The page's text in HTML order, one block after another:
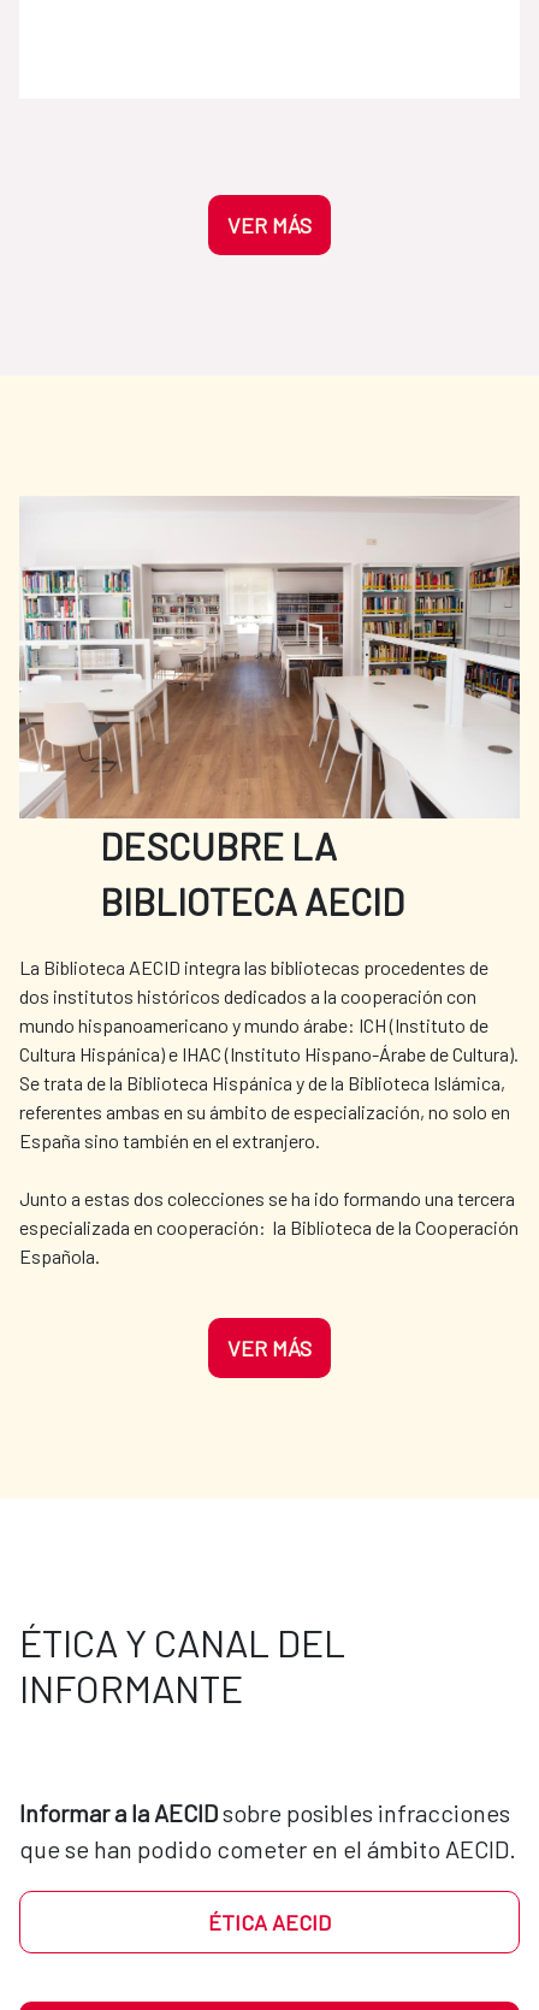
lo definió como “el primer artista moderno
colombiano” por la originalidad de su
lenguaje pictórico. La obra fue prestada en
versión: La mesa del Gólgota, Óleo sobre
información consultar el catálogo: Blanco
Conde, Mª. (2016). Catálogo de la colección
artística de la Agencia. AECID. Disponible
en línea.
VER MÁS
DESCUBRE LA
BIBLIOTECA AECID
La Biblioteca AECID integra las bibliotecas procedentes de
dos institutos históricos dedicados a la cooperación con
mundo hispanoamericano y mundo árabe: ICH (Instituto de
Cultura Hispánica) e IHAC (Instituto Hispano-Árabe de Cultura).
Se trata de la Biblioteca Hispánica y de la Biblioteca Islámica,
referentes ambas en su ámbito de especialización, no solo en
España sino también en el extranjero.
Junto a estas dos colecciones se ha ido formando una tercera
especializada en cooperación: la Biblioteca de la Cooperación
Española.
VER MÁS
ÉTICA Y CANAL DEL
INFORMANTE
Informar a la AECID sobre posibles infracciones
que se han podido cometer en el ámbito AECID.
ÉTICA AECID